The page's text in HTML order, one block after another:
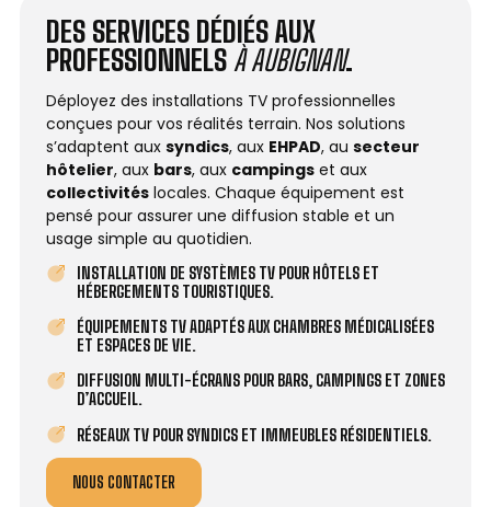
DES SERVICES DÉDIÉS AUX
PROFESSIONNELS À AUBIGNAN.
Déployez des installations TV professionnelles
conçues pour vos réalités terrain. Nos solutions
s’adaptent aux syndics, aux EHPAD, au secteur
hôtelier, aux bars, aux campings et aux
collectivités locales. Chaque équipement est
pensé pour assurer une diffusion stable et un
usage simple au quotidien.
INSTALLATION DE SYSTÈMES TV POUR HÔTELS ET
HÉBERGEMENTS TOURISTIQUES.
ÉQUIPEMENTS TV ADAPTÉS AUX CHAMBRES MÉDICALISÉES
ET ESPACES DE VIE.
DIFFUSION MULTI-ÉCRANS POUR BARS, CAMPINGS ET ZONES
D’ACCUEIL.
RÉSEAUX TV POUR SYNDICS ET IMMEUBLES RÉSIDENTIELS.
NOUS CONTACTER